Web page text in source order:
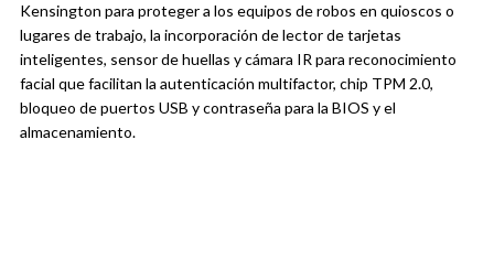
Kensington para proteger a los equipos de robos en quioscos o
lugares de trabajo, la incorporación de lector de tarjetas
inteligentes, sensor de huellas y cámara IR para reconocimiento
facial que facilitan la autenticación multifactor, chip TPM 2.0,
bloqueo de puertos USB y contraseña para la BIOS y el
almacenamiento.